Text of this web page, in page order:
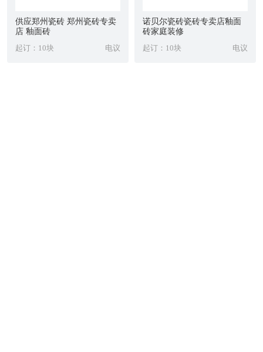
供应郑州瓷砖 郑州瓷砖专卖
店 釉面砖
起订：10块 电议
诺贝尔瓷砖瓷砖专卖店釉面
砖家庭装修
起订：10块 电议